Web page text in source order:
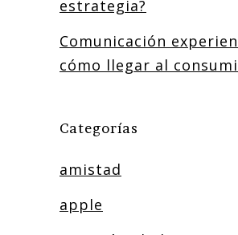
estrategia?
Comunicación
cómo llegar al
Categorías
amistad
apple